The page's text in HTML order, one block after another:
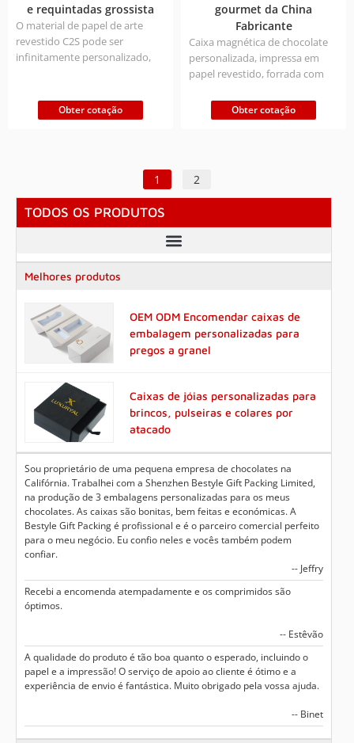
TODOS OS PRODUTOS
Melhores produtos
OEM ODM Encomendar caixas de
embalagem personalizadas para
pregos a granel
Caixas de jóias personalizadas para
brincos, pulseiras e colares por
atacado
Sou proprietário de uma pequena empresa de chocolates na
Califórnia. Trabalhei com a Shenzhen Bestyle Gift Packing Limited,
na produção de 3 embalagens personalizadas para os meus
chocolates. As caixas são bonitas, bem feitas e económicas. A
Bestyle Gift Packing é profissional e é o parceiro comercial perfeito
para o meu negócio. Eu confio neles e vocês também podem
confiar.
-- Jeffry
Recebi a encomenda atempadamente e os comprimidos são
óptimos.
-- Estêvão
A qualidade do produto é tão boa quanto o esperado, incluindo o
papel e a impressão! O serviço de apoio ao cliente é ótimo e a
experiência de envio é fantástica. Muito obrigado pela vossa ajuda.
-- Binet
e requintadas grossista
O material de papel de arte
revestido C2S pode ser
infinitamente personalizado,
quente, cumpre os requisitos
de selagem de qualidade
Obter cotação
gourmet da China
Fabricante
Caixa magnética de chocolate
personalizada, impressa em
papel revestido, forrada com
higiénica. Personalização
ilimitada do tamanho e do
Obter cotação
1 2